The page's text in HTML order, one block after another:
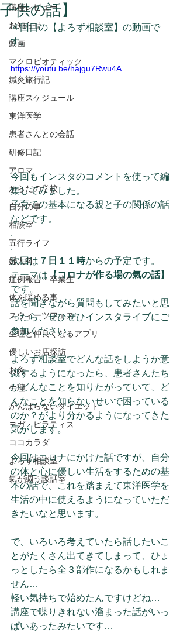
講座レビュー
お知らせ
動画
マクロビオティック
鍼灸旅行記
講座スケジュール
東洋医学
患者さんとの会話
研修日記
アロマ
からだの学校
自分の事
相談室
五行ライフ
婦人科
症例報告・卒業生
体を暖める事
スウィーツフェス
生理と仲良くなるアプリ
優しいお店探訪
お灸
生理
がんばらないダイエット
ヨガ・ピラティス
ココカラダ
よろず相談室
氣が調う談話室
子供の話】
４回目の【よろず相談室】の動画で
す。
https://youtu.be/hajgu7Rwu4A
今回もインスタのコメントを使って編
集してみました。
子育ての基本になる親と子の関係の話
などです。
.
.
次回は ７日１１時からの予定です。
テーマは 【コロナが作る場の氣の話】
です。
話を聞きながら質問もしてみたいと思
ったら、ぜひぜひインスタライブにご
参加ください。
よろず相談室でどんな話をしようか意
識するようになったら、患者さんたち
がどんなことを知りたがっていて、ど
んなことを知らないせいで困っている
のか？がより分かるようになってきた
気がします。
今回はコロナにかけた話ですが、自分
の体と心に優しい生活をするための基
本の話で、これを踏まえて東洋医学を
生活の中に使えるようになっていただ
きたいなと思います。
で、いろいろ考えていたら話したいこ
とがたくさん出てきてしまって、ひょ
っとしたら全３部作になるかもしれま
せん…
軽い気持ちで始めたんですけどね…
講座で喋りきれない溜まった話がいっ
ぱいあったみたいです…